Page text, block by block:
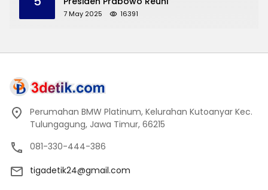
7 May 2025 16391
Perumahan BMW Platinum, Kelurahan Kutoanyar Kec.
Tulungagung, Jawa Timur, 66215
081-330-444-386
tigadetik24@gmail.com